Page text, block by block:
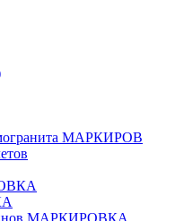
МАРКИРОВ
МАРКИРОВКА